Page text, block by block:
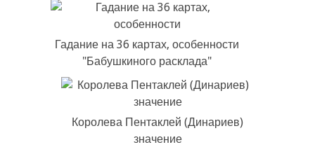
Гадание на 36 картах, особенности
"Бабушкиного расклада"
Королева Пентаклей (Динариев)
значение